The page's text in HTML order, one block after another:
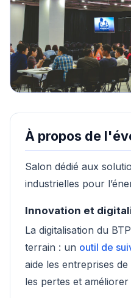
À propos de
Salon dédié aux
industrielles pour
Innovation et
La digitalisation du
terrain : un outil de
aide les entreprises
les pertes et